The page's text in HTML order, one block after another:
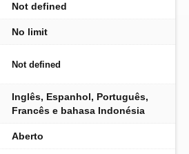
Not defined
No limit
Not defined
Inglês, Espanhol, Português,
Francês e bahasa Indonésia
Aberto